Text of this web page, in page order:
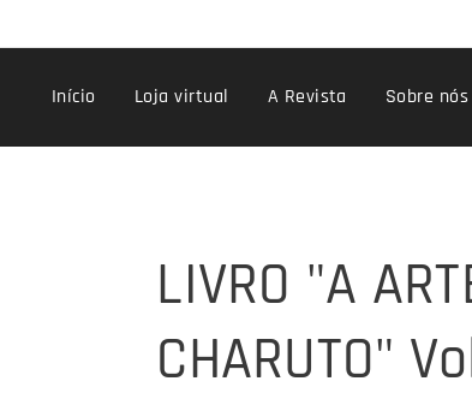
Início Loja virtual A Revista Sobre nós
LIVRO "A
CHARUTO"